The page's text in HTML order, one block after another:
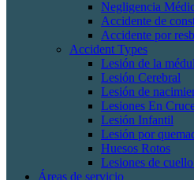
Negligencia
Accidente de
Accidente por
Accident Types
Lesión de la
Lesión Cerebral
Lesión de
Lesiones En
Lesión Infantil
Lesión por
Huesos Rotos
Lesiones de
Áreas de servicio